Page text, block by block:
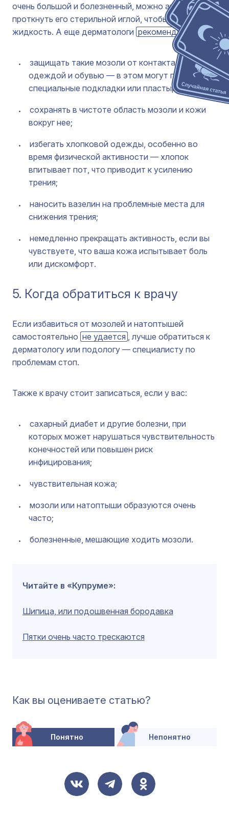
очень большой и болезненный, можно аккуратно
проткнуть его стерильной иглой, чтобы вытекла
жидкость. А еще дерматологи рекомендуют
защищать такие мозоли от контакта с
одеждой и обувью — в этом могут помочь
специальные подкладки или пластыри;
сохранять в чистоте область мозоли и кожи
вокруг нее;
избегать хлопковой одежды, особенно во
время физической активности — хлопок
впитывает пот, что приводит к усилению
трения;
наносить вазелин на проблемные места для
снижения трения;
немедленно прекращать активность, если вы
чувствуете, что ваша кожа испытывает боль
или дискомфорт.
5. Когда обратиться к врачу
Если избавиться от мозолей и натоптышей
самостоятельно не удается
, лучше обратиться к
дерматологу или подологу — специалисту по
проблемам стоп.
Также к врачу стоит записаться, если у вас:
сахарный диабет и другие болезни, при
которых может нарушаться чувствительность
конечностей или повышен риск
инфицирования;
чувствительная кожа;
мозоли или натоптыши образуются очень
часто;
болезненные, мешающие ходить мозоли.
Читайте в «Купруме»:
Шипица, или подошвенная бородавка
Пятки очень часто трескаются
Как вы оцениваете статью?
Понятно Непонятно